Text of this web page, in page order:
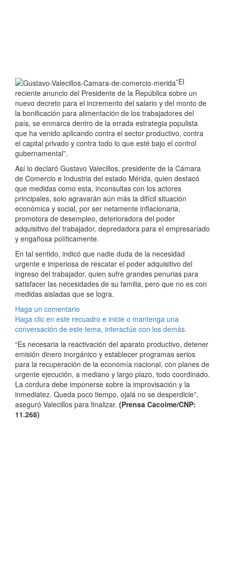
“El
reciente anuncio del Presidente de la República sobre un
nuevo decreto para el incremento del salario y del monto de
la bonificación para alimentación de los trabajadores del
país, se enmarca dentro de la errada estrategia populista
que ha venido aplicando contra el sector productivo, contra
el capital privado y contra todo lo que esté bajo el control
gubernamental”.
Así lo declaró Gustavo Valecillos, presidente de la Cámara
de Comercio e Industria del estado Mérida, quien destacó
que medidas como esta, inconsultas con los actores
principales, solo agravarán aún más la difícil situación
económica y social, por ser netamente inflacionaria,
promotora de desempleo, deterioradora del poder
adquisitivo del trabajador, depredadora para el empresariado
y engañosa políticamente.
En tal sentido, indicó que nadie duda de la necesidad
urgente e imperiosa de rescatar el poder adquisitivo del
ingreso del trabajador, quien sufre grandes penurias para
satisfacer las necesidades de su familia, pero que no es con
medidas aisladas que se logra.
Haga un comentario
Haga clic en este recuadro e inicie o mantenga una
conversación de este tema, interactúe con los demás.
“Es necesaria la reactivación del aparato productivo, detener
emisión dinero inorgánico y establecer programas serios
para la recuperación de la economía nacional, con planes de
urgente ejecución, a mediano y largo plazo, todo coordinado.
La cordura debe imponerse sobre la improvisación y la
inmediatez. Queda poco tiempo, ojalá no se desperdicie”,
aseguró Valecillos para finalizar. (Prensa Cacoime/CNP:
11.268)